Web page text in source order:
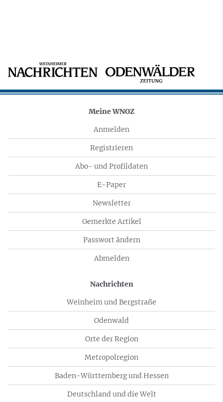
Meine WNOZ
Anmelden
Registrieren
Abo- und Profildaten
E-Paper
Newsletter
Gemerkte Artikel
Passwort ändern
Abmelden
Nachrichten
Weinheim und Bergstraße
Odenwald
Orte der Region
Metropolregion
Baden-Württemberg und Hessen
Deutschland und die Welt